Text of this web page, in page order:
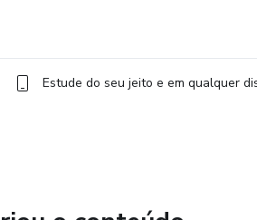
Estude do seu jeito e em qualquer